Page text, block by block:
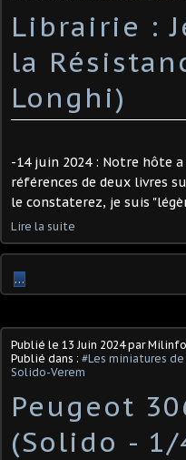
Librairie :
la
Longhi)
-14 juin 2024 : Notre hôte
références de deux livres
le constaterez, je suis
Lire la suite
…
Publié le 13 Juin 2024par Milinfo
Publié dans : #Les miniatures
Solido-Verem
Peugeot
(Solido - 1/